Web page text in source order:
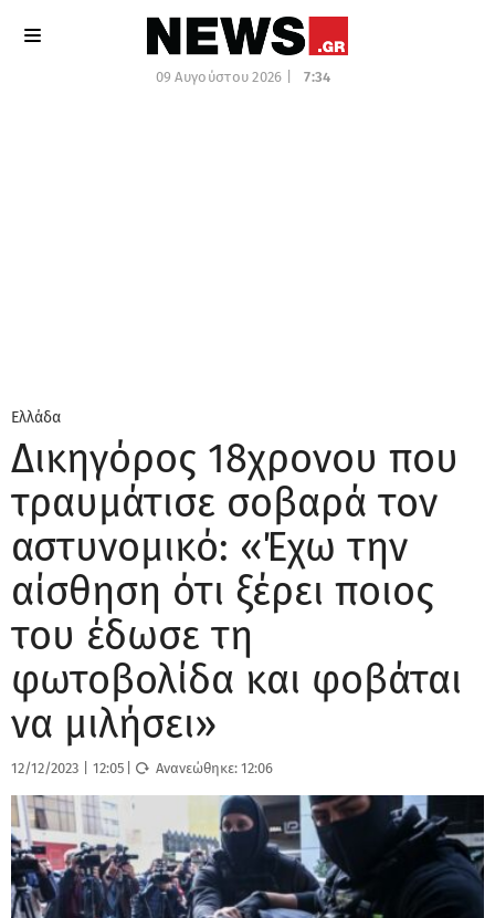
09 Αυγούστου 2026 | 7:34
Ελλάδα
Δικηγόρος 18χρονου που
τραυμάτισε σοβαρά τον
αστυνομικό: «Έχω την
αίσθηση ότι ξέρει ποιος
του έδωσε τη
φωτοβολίδα και φοβάται
να μιλήσει»
12/12/2023 12:05 Ανανεώθηκε:12:06